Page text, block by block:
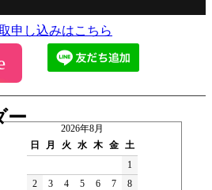
ー
2026年8月
日
月 火 水 木 金 土
1
2
3 4 5 6 7
8